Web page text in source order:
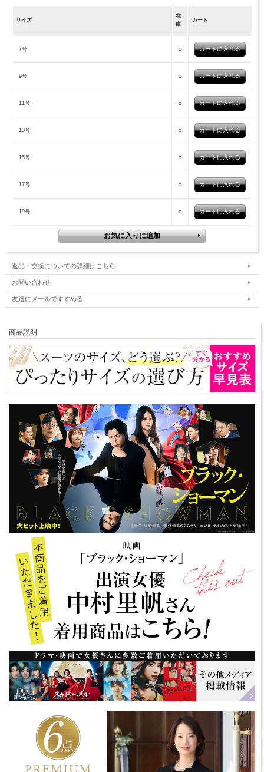
サイズ
在
庫
カート
7号 ○
9号 ○
11号 ○
13号 ○
15号 ○
17号 ○
19号 ○
返品・交換についての詳細はこちら
お問い合わせ
友達にメールですすめる
商品説明